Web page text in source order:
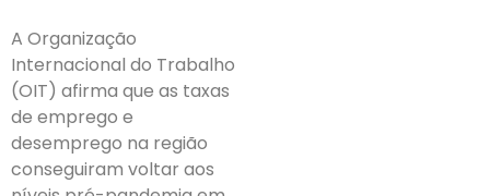
A Organização
Internacional do Trabalho
(OIT) afirma que as taxas
de emprego e
desemprego na região
conseguiram voltar aos